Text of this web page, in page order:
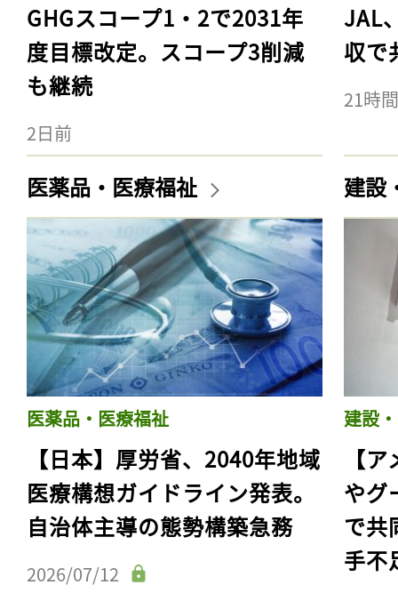
GHGスコープ1・2で2031年
度目標改定。スコープ3削減
も継続
2日前
JAL
収で
21時
医薬品・医療福祉
医薬品・医療福祉
【日本】厚労省、2040年地域
医療構想ガイドライン発表。
自治体主導の態勢構築急務
2026/07/12
建設
建設
【
やグ
で共
手不